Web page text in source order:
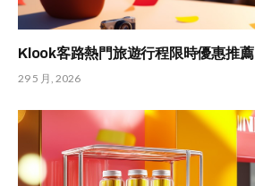
Klook客路熱門旅遊行程限時優惠推薦
29 5 月, 2026